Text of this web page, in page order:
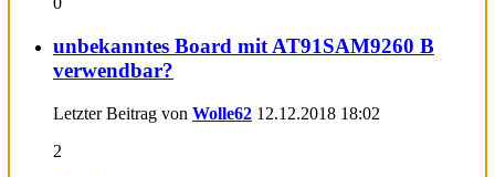
unbekanntes Board mit AT91SAM9260 B
verwendbar?
Letzter Beitrag von Wolle62 12.12.2018 18:02
2